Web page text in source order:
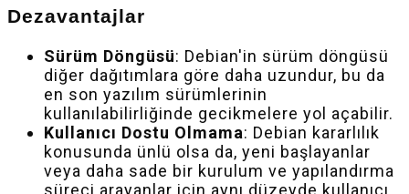
Dezavantajlar
Sürüm Döngüsü: Debian'in sürüm döngüsü
diğer dağıtımlara göre daha uzundur, bu da
en son yazılım sürümlerinin
kullanılabilirliğinde gecikmelere yol açabilir.
Kullanıcı Dostu Olmama: Debian kararlılık
konusunda ünlü olsa da, yeni başlayanlar
veya daha sade bir kurulum ve yapılandırma
süreci arayanlar için aynı düzeyde kullanıcı